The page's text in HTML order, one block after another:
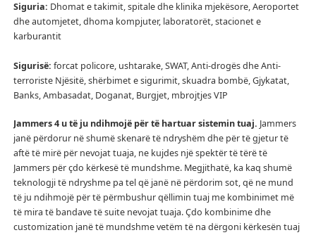
Siguria: Dhomat e takimit, spitale dhe klinika mjekësore, Aeroportet
dhe automjetet, dhoma kompjuter, laboratorët, stacionet e
karburantit
Sigurisë: forcat policore, ushtarake, SWAT, Anti-drogës dhe Anti-
terroriste Njësitë, shërbimet e sigurimit, skuadra bombë, Gjykatat,
Banks, Ambasadat, Doganat, Burgjet, mbrojtjes VIP
Jammers 4 u të ju ndihmojë për të hartuar sistemin tuaj. Jammers
janë përdorur në shumë skenarë të ndryshëm dhe për të gjetur të
aftë të mirë për nevojat tuaja, ne kujdes një spektër të tërë të
Jammers për çdo kërkesë të mundshme. Megjithatë, ka kaq shumë
teknologji të ndryshme pa tel që janë në përdorim sot, që ne mund
të ju ndihmojë për të përmbushur qëllimin tuaj me kombinimet më
të mira të bandave të suite nevojat tuaja.Çdo kombinime dhe
customization janë të mundshme vetëm të na dërgoni kërkesën tuaj